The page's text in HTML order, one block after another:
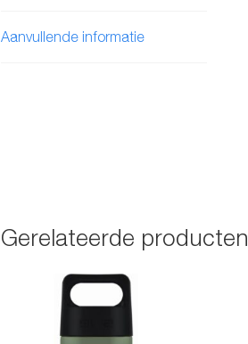
Aanvullende informatie
Gerelateerde producten